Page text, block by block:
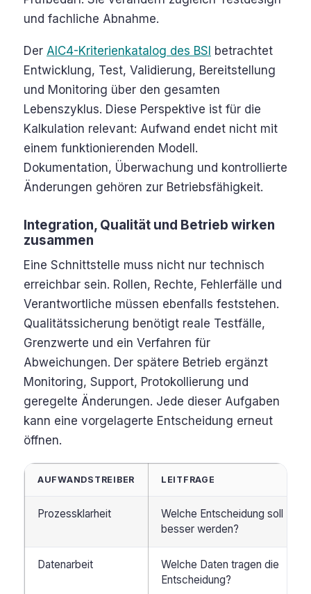
und fachliche Abnahme.
Der AIC4-Kriterienkatalog des BSI betrachtet
Entwicklung, Test, Validierung, Bereitstellung
und Monitoring über den gesamten
Lebenszyklus. Diese Perspektive ist für die
Kalkulation relevant: Aufwand endet nicht mit
einem funktionierenden Modell.
Dokumentation, Überwachung und kontrollierte
Änderungen gehören zur Betriebsfähigkeit.
Integration, Qualität und Betrieb wirken
zusammen
Eine Schnittstelle muss nicht nur technisch
erreichbar sein. Rollen, Rechte, Fehlerfälle und
Verantwortliche müssen ebenfalls feststehen.
Qualitätssicherung benötigt reale Testfälle,
Grenzwerte und ein Verfahren für
Abweichungen. Der spätere Betrieb ergänzt
Monitoring, Support, Protokollierung und
geregelte Änderungen. Jede dieser Aufgaben
kann eine vorgelagerte Entscheidung erneut
öffnen.
AUFWANDSTREIBER LEITFRAGE
Prozessklarheit
Welche Entscheidung soll
besser werden?
Datenarbeit
Welche Daten tragen die
Entscheidung?